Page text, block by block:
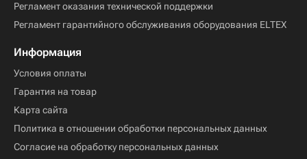
Регламент оказания технической поддержки
Регламент гарантийного обслуживания оборудования ELTEX
Информация
Условия оплаты
Гарантия на товар
Карта сайта
Политика в отношении обработки персональных данных
Согласие на обработку персональных данных